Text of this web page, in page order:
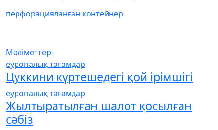
перфорацияланған контейнер
Мәліметтер
еуропалық тағамдар
Цуккини күртешедегі қой ірімшігі
еуропалық тағамдар
Жылтыратылған шалот қосылған
сәбіз